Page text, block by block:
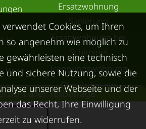
aller Teilbeträge
in
Wels
Ersatzwohnung
Sanierung
Ersatzwohnung bei
Schimmel
Trennungswohnung
Filmförderung
Österreich
verwendet Cookies, um Ihren
so angenehm wie möglich zu
gewährleisten eine technisch
und sichere Nutzung, sowie die
unserer Webseite und der
das Recht, Ihre Einwilligung
zu widerrufen.